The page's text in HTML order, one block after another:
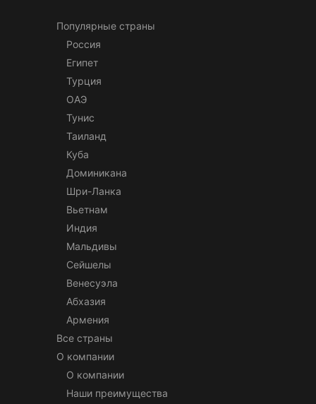
Популярные страны
Россия
Египет
Турция
ОАЭ
Тунис
Таиланд
Куба
Доминикана
Шри-Ланка
Вьетнам
Индия
Мальдивы
Сейшелы
Венесуэла
Абхазия
Армения
Все страны
О компании
О компании
Наши преимущества